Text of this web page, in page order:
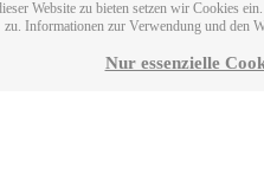
Website zu bieten setzen wir Cookies
zu. Informationen zur Verwendung und den
Nur essenzielle